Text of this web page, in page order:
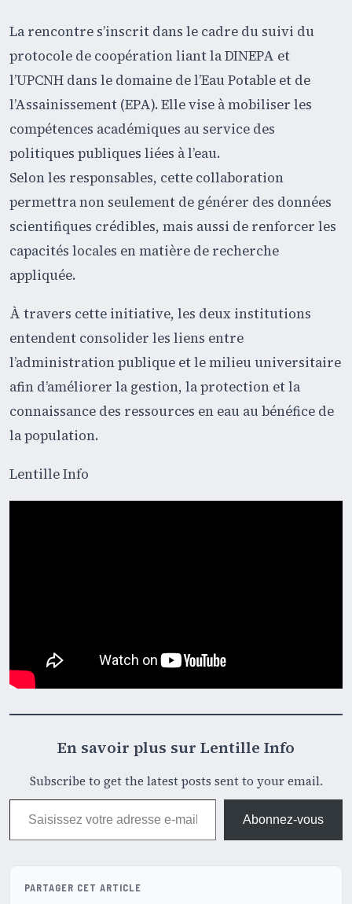
La rencontre s’inscrit dans le cadre du suivi du
protocole de coopération liant la DINEPA et
l’UPCNH dans le domaine de l’Eau Potable et de
l’Assainissement (EPA). Elle vise à mobiliser les
compétences académiques au service des
politiques publiques liées à l’eau.
Selon les responsables, cette collaboration
permettra non seulement de générer des données
scientifiques crédibles, mais aussi de renforcer les
capacités locales en matière de recherche
appliquée.
À travers cette initiative, les deux institutions
entendent consolider les liens entre
l’administration publique et le milieu universitaire
afin d’améliorer la gestion, la protection et la
connaissance des ressources en eau au bénéfice de
la population.
Lentille Info
En savoir plus sur Lentille Info
Subscribe to get the latest posts sent to your email.
Saisissez votre adresse e-mail…
Abonnez-vous
PARTAGER CET ARTICLE